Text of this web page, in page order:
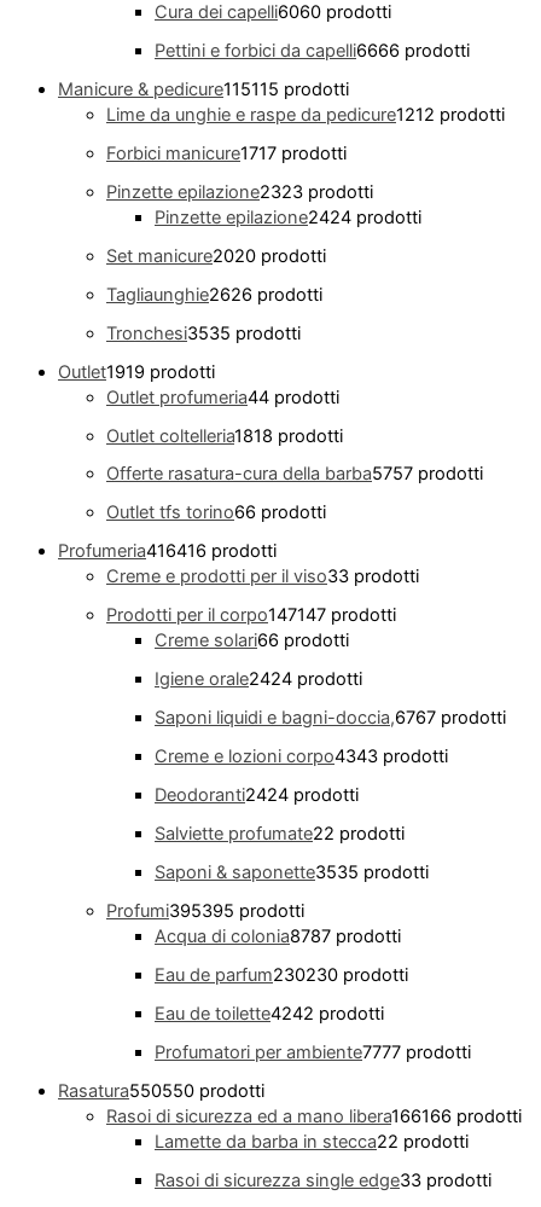
Cura dei capelli6060 prodotti
Pettini e forbici da capelli6666 prodotti
Manicure & pedicure115115 prodotti
Lime da unghie e raspe da pedicure1212 prodotti
Forbici manicure1717 prodotti
Pinzette epilazione2323 prodotti
Pinzette epilazione2424 prodotti
Set manicure2020 prodotti
Tagliaunghie2626 prodotti
Tronchesi3535 prodotti
Outlet1919 prodotti
Outlet profumeria44 prodotti
Outlet coltelleria1818 prodotti
Offerte rasatura-cura della barba5757 prodotti
Outlet tfs torino66 prodotti
Profumeria416416 prodotti
Creme e prodotti per il viso33 prodotti
Prodotti per il corpo147147 prodotti
Creme solari66 prodotti
Igiene orale2424 prodotti
Saponi liquidi e bagni-doccia,6767 prodotti
Creme e lozioni corpo4343 prodotti
Deodoranti2424 prodotti
Salviette profumate22 prodotti
Saponi & saponette3535 prodotti
Profumi395395 prodotti
Acqua di colonia8787 prodotti
Eau de parfum230230 prodotti
Eau de toilette4242 prodotti
Profumatori per ambiente7777 prodotti
Rasatura550550 prodotti
Rasoi di sicurezza ed a mano libera166166 prodotti
Lamette da barba in stecca22 prodotti
Rasoi di sicurezza single edge33 prodotti